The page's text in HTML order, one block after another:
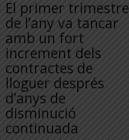
El primer trimestre
de l’any va tancar
amb un fort
increment dels
contractes de
lloguer després
d’anys de
disminució
continuada